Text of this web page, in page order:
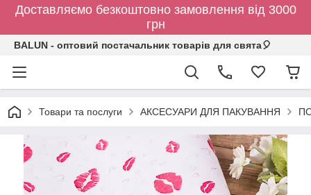
Доставляємо безкоштовно замовлення від 3000
грн
BALUN - оптовий постачальник товарів для свята🎈
Товари та послуги АКСЕСУАРИ ДЛЯ ПАКУВАННЯ